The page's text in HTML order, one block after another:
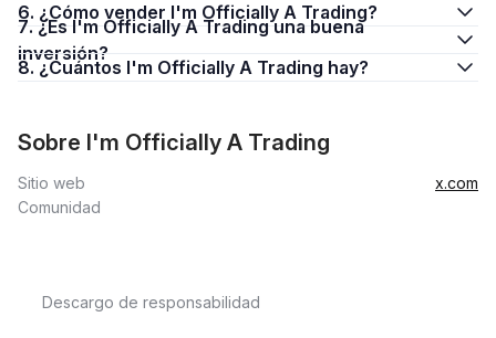
6. ¿Cómo vender I'm Officially A Trading?
7. ¿Es I'm Officially A Trading una buena
inversión?
8. ¿Cuántos I'm Officially A Trading hay?
Sobre I'm Officially A Trading
Sitio web
x.com
Comunidad
Descargo de responsabilidad